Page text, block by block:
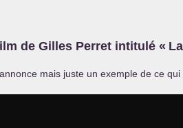
de Gilles Perret intitulé «
mais juste un exemple de ce